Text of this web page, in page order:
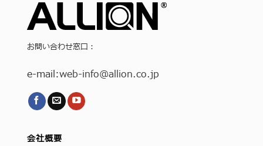
お問い合わせ窓口：
e-mail:web-info@allion.co.jp
会社概要